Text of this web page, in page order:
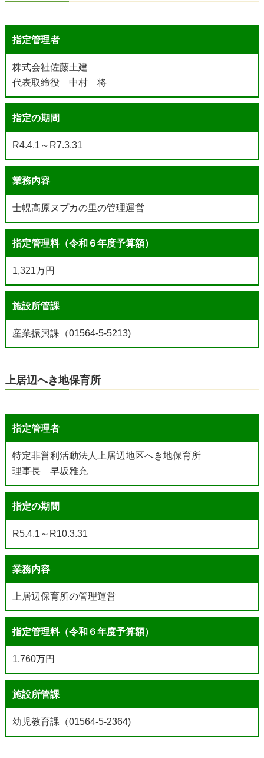
指定管理者
株式会社佐藤土建
代表取締役 中村 将
指定の期間
R4.4.1～R7.3.31
業務内容
士幌高原ヌプカの里の管理運営
指定管理料（令和６年度予算額）
1,321万円
施設所管課
産業振興課（01564-5-5213)
上居辺へき地保育所
指定管理者
特定非営利活動法人上居辺地区へき地保育所
理事長 早坂雅充
指定の期間
R5.4.1～R10.3.31
業務内容
上居辺保育所の管理運営
指定管理料（令和６年度予算額）
1,760万円
施設所管課
幼児教育課（01564-5-2364)